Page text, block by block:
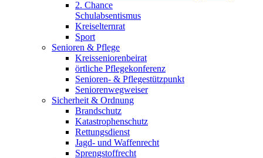
2. Chance
Schulabsentismus
Kreiselternrat
Sport
Senioren & Pflege
Kreisseniorenbeirat
örtliche Pflegekonferenz
Senioren- & Pflegestützpunkt
Seniorenwegweiser
Sicherheit & Ordnung
Brandschutz
Katastrophenschutz
Rettungsdienst
Jagd- und Waffenrecht
Sprengstoffrecht